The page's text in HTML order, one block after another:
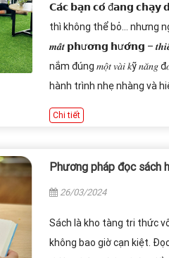
𝗖𝗮́𝗰 𝗯𝗮̣𝗻 𝗰𝗼́ đ𝗮𝗻𝗴 𝗰𝗵𝗮̣𝘆
thì không thể bỏ… nhưng
𝒎𝒂̂́𝒕 𝗽𝗵ư𝗼̛𝗻𝗴 𝗵ư𝗼̛́𝗻𝗴 –
nắm đúng 𝑚𝑜̣̂𝑡 𝑣𝑎̀𝑖 𝑘ỹ 𝑛𝑎̆𝑛𝑔
hành trình nhẹ nhàng và
Chi tiết
Phương pháp đọc sách
26/03/2024
Sách là kho tàng tri thức
không bao giờ cạn kiệt.